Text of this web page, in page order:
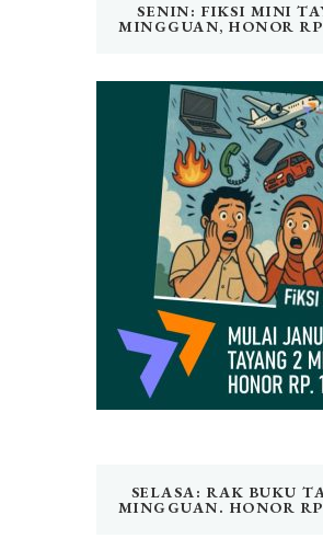
SENIN: FIKSI MINI
MINGGUAN, HONOR
SELASA: RAK BUKU
MINGGUAN. HONOR